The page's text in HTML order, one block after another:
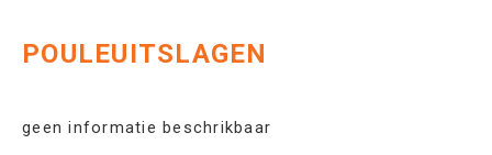
POULEUITSLAGEN
geen informatie beschrikbaar